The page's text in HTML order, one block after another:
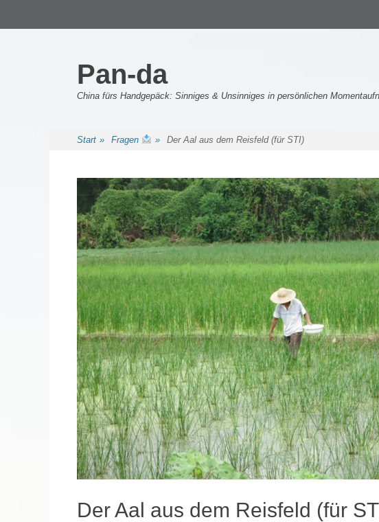
Pan-da
China fürs Handgepäck: Sinniges & Unsinniges in persönlichen
Sekundäres Menü
ZumStart » Fragen » Der Aal aus dem Reisfeld (für STI)
Der Aal aus dem Reisfeld (für